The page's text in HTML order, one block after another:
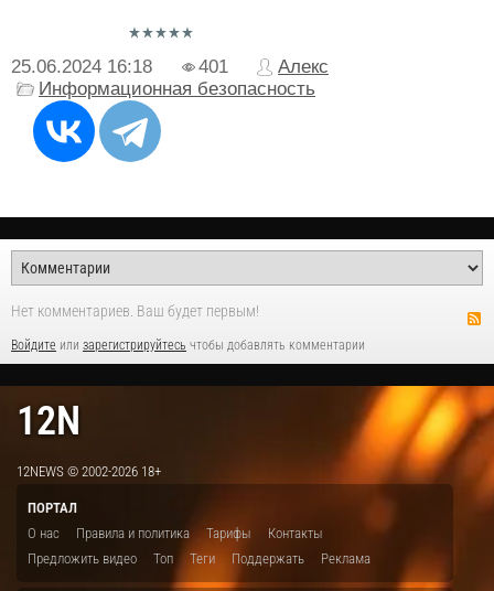
25.06.2024 16:18 401
Алекс
Информационная безопасность
Нет комментариев. Ваш будет первым!
Войдите или зарегистрируйтесь чтобы добавлять комментарии
12N
12NEWS © 2002-2026 18+
ПОРТАЛ
О нас
Правила и политика Тарифы
Контакты
Предложить видео
Топ Теги Поддержать Реклама